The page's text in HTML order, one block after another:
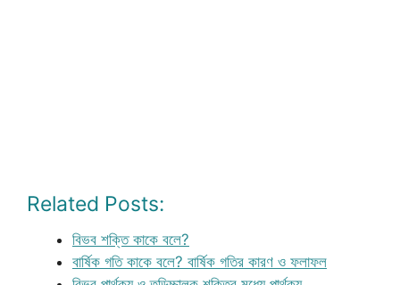
Related Posts:
বিভব শক্তি কাকে বলে?
বার্ষিক গতি কাকে বলে? বার্ষিক গতির কারণ ও ফলাফল